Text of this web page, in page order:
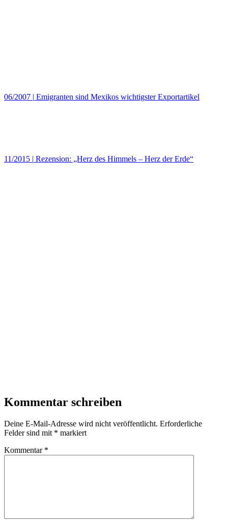
06/2007 | Emigranten sind Mexikos wichtigster Exportartikel
11/2015 | Rezension: „Herz des Himmels – Herz der Erde“
Kommentar schreiben
Deine E-Mail-Adresse wird nicht veröffentlicht. Erforderliche
Felder sind mit * markiert
Kommentar *